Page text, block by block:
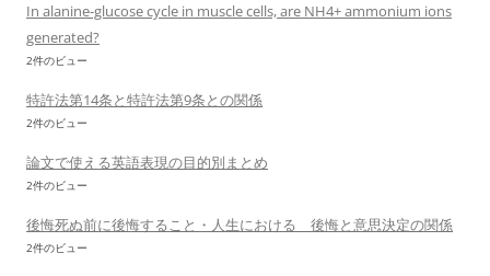
In alanine-glucose cycle in muscle cells, are NH4+ ammonium ions
generated?
2件のビュー
特許法第14条と特許法第9条との関係
2件のビュー
論文で使える英語表現の目的別まとめ
2件のビュー
後悔死ぬ前に後悔すること・人生における 後悔と意思決定の関係
2件のビュー